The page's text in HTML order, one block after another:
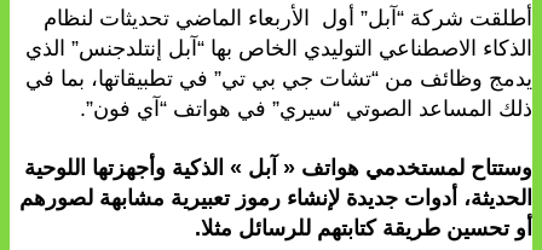
أطلقت شركة “آبل” أول الأربعاء الماضي تحديثات لنظام
الذكاء الاصطناعي التوليدي الخاص بها “آبل إنتلدجنس” الذي
يدمج وظائف من “تشات جي بي تي” في تطبيقاتها، بما في
ذلك المساعد الصوتي “سيري” في هواتف “آي فون”.
وستتاح لمستخدمي هواتف « آبل » الذكية وأجهزتها اللوحية
الحديثة، أدوات جديدة لإنشاء رموز تعبيرية مشابهة لصورهم
أو تحسين طريقة كتابتهم للرسائل مثلا.